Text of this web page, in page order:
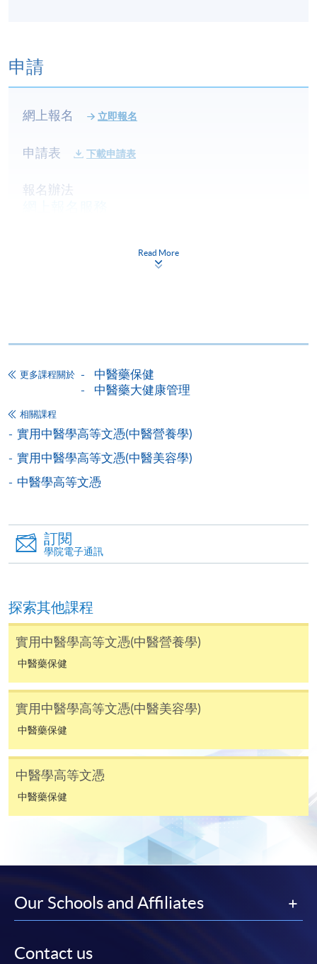
申請
網上報名 立即報名
申請表 下載申請表
報名辦法
務，申請人可通過網上申請個別學歷頒授課程和報讀
大部份公開招生的課程(以先到先得形式報名的課程)。
信支付」(Online WeChat Pay) 、「支付寶」(Online
報讀新課程
填寫網上報名表格
申請人可按該課程網頁的右上角的
某些課程須甄選入學，並要求申請人上載課程網頁
中指定所須文件(如學歷證明)。系統只支援doc,
繳交所需費用
申請人可使用以下方式繳交報名費或課程費用:
繳費靈網上服務- 申請人須先開立繳費靈戶口及設
定繳費靈網上密碼。有關如何申請繳費靈戶口及密
*信用咭網上繳費服務- 申請人可以 VISA 或
Mastercard（包括「香港大學專業進修學院
Mastercard卡」）繳付學費。
*香港大學專業進修學院Mastercard卡 持有人如欲享用十個
月免息分期付款優惠，必須親臨本學院設有報名服務的教
學中心作付款安排。
如欲了解如何於網上報讀新課程及繳費，請瀏覽網上
-短期課程
Read More
更多課程關於
中醫藥保健
中醫藥大健康管理
相關課程
實用中醫學高等文憑(中醫營養學)
實用中醫學高等文憑(中醫美容學)
中醫學高等文憑
訂閱
學院電子通訊
探索其他課程
實用中醫學高等文憑(中醫營養學)
中醫藥保健
實用中醫學高等文憑(中醫美容學)
中醫藥保健
中醫學高等文憑
中醫藥保健
Our Schools and Affiliates
Contact us